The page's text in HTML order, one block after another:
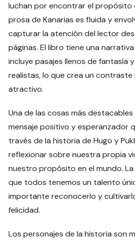
luchan por encontrar el propósito
prosa de Kanarias es fluida y
capturar la atención del lector
páginas. El libro tiene una
incluye pasajes llenos de fantasía
realistas, lo que crea un
atractivo.
Una de las cosas más destacables
mensaje positivo y esperanzador
través de la historia de Hugo y
reflexionar sobre nuestra propia
nuestro propósito en el mundo.
que todos tenemos un talento
importante reconocerlo y
felicidad.
Los personajes de la historia son